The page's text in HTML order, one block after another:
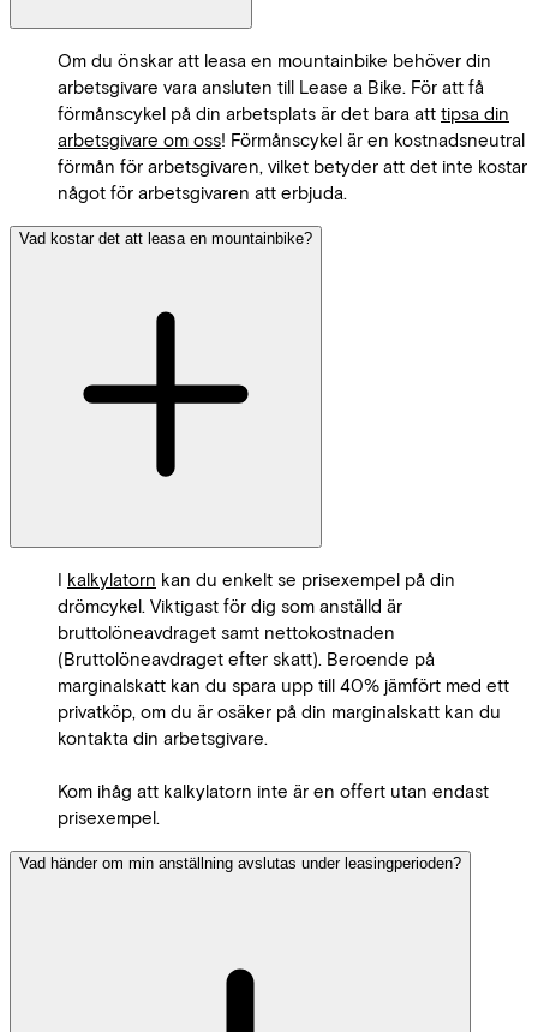
Om du önskar att leasa en mountainbike behöver din
arbetsgivare vara ansluten till Lease a Bike. För att få
förmånscykel på din arbetsplats är det bara att tipsa din
arbetsgivare om oss! Förmånscykel är en kostnadsneutral
förmån för arbetsgivaren, vilket betyder att det inte kostar
något för arbetsgivaren att erbjuda.
Vad kostar det att leasa en mountainbike?
I kalkylatorn kan du enkelt se prisexempel på din
drömcykel. Viktigast för dig som anställd är
bruttolöneavdraget samt nettokostnaden
(Bruttolöneavdraget efter skatt). Beroende på
marginalskatt kan du spara upp till 40% jämfört med ett
privatköp, om du är osäker på din marginalskatt kan du
kontakta din arbetsgivare.
Kom ihåg att kalkylatorn inte är en offert utan endast
prisexempel.
Vad händer om min anställning avslutas under leasingperioden?